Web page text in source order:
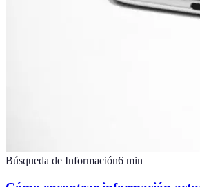
Búsqueda de Información6 min